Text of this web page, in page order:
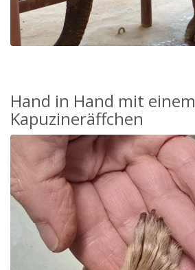
Hand in Hand mit einem
Kapuzineräffchen